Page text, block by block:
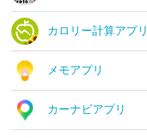
カロリー計算アプリ
メモアプリ
カーナビアプリ